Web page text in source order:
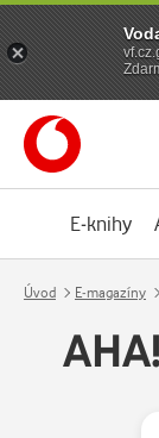
E-knihy
Úvod E-magazíny